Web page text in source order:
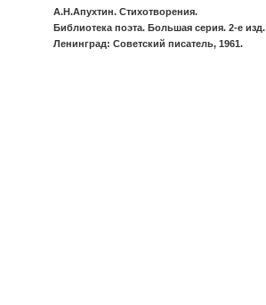
А.Н.Апухтин. Стихотворения.
Библиотека поэта. Большая серия. 2-е изд.
Ленинград: Советский писатель, 1961.